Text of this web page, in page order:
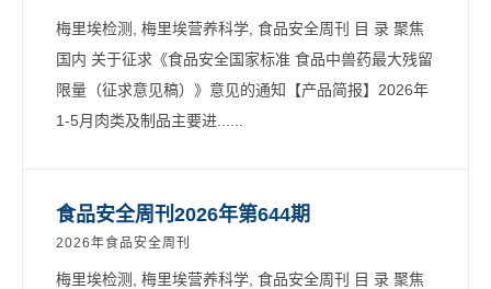
梅里埃检测, 梅里埃营养科学, 食品安全周刊 目 录 聚焦
国内 关于征求《食品安全国家标准 食品中兽药最大残留
限量（征求意见稿）》意见的通知【产品简报】2026年
1-5月肉类及制品主要进......
食品安全周刊2026年第644期
2026年食品安全周刊
梅里埃检测, 梅里埃营养科学, 食品安全周刊 目 录 聚焦